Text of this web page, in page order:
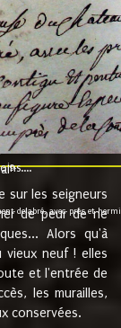
du mois de
chevalier baron
monsieur
present et
indivisables et
et ses
de 880 livre louis
9.
delabré, avec près et
sur les seigneurs
de peur de ne
Alors qu'à
vieux neuf ! elles
et l'entrée de
les murailles,
conservées.